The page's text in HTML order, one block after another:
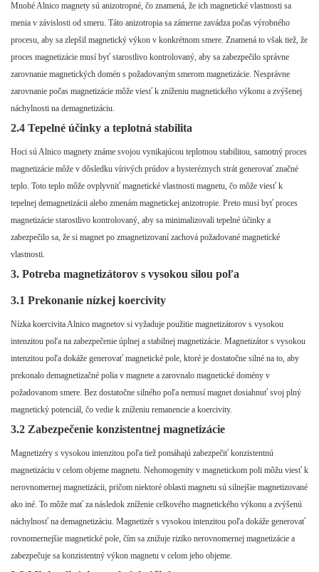
Mnohé Alnico magnety sú anizotropné, čo znamená, že ich magnetické vlastnosti sa
menia v závislosti od smeru. Táto anizotropia sa zámerne zavádza počas výrobného
procesu, aby sa zlepšil magnetický výkon v konkrétnom smere. Znamená to však tiež, že
proces magnetizácie musí byť starostlivo kontrolovaný, aby sa zabezpečilo správne
zarovnanie magnetických domén s požadovaným smerom magnetizácie. Nesprávne
zarovnanie počas magnetizácie môže viesť k zníženiu magnetického výkonu a zvýšenej
náchylnosti na demagnetizáciu.
2.4 Tepelné účinky a teplotná stabilita
Hoci sú Alnico magnety známe svojou vynikajúcou teplotnou stabilitou, samotný proces
magnetizácie môže v dôsledku vírivých prúdov a hysteréznych strát generovať značné
teplo. Toto teplo môže ovplyvniť magnetické vlastnosti magnetu, čo môže viesť k
tepelnej demagnetizácii alebo zmenám magnetickej anizotropie. Preto musí byť proces
magnetizácie starostlivo kontrolovaný, aby sa minimalizovali tepelné účinky a
zabezpečilo sa, že si magnet po zmagnetizovaní zachová požadované magnetické
vlastnosti.
3. Potreba magnetizátorov s vysokou silou poľa
3.1 Prekonanie nízkej koercivity
Nízka koercivita Alnico magnetov si vyžaduje použitie magnetizátorov s vysokou
intenzitou poľa na zabezpečenie úplnej a stabilnej magnetizácie. Magnetizátor s vysokou
intenzitou poľa dokáže generovať magnetické pole, ktoré je dostatočne silné na to, aby
prekonalo demagnetizačné polia v magnete a zarovnalo magnetické domény v
požadovanom smere. Bez dostatočne silného poľa nemusí magnet dosiahnuť svoj plný
magnetický potenciál, čo vedie k zníženiu remanencie a koercivity.
3.2 Zabezpečenie konzistentnej magnetizácie
Magnetizéry s vysokou intenzitou poľa tiež pomáhajú zabezpečiť konzistentnú
magnetizáciu v celom objeme magnetu. Nehomogenity v magnetickom poli môžu viesť k
nerovnomernej magnetizácii, pričom niektoré oblasti magnetu sú silnejšie magnetizované
ako iné. To môže mať za následok zníženie celkového magnetického výkonu a zvýšenú
náchylnosť na demagnetizáciu. Magnetizér s vysokou intenzitou poľa dokáže generovať
rovnomernejšie magnetické pole, čím sa znižuje riziko nerovnomernej magnetizácie a
zabezpečuje sa konzistentný výkon magnetu v celom jeho objeme.